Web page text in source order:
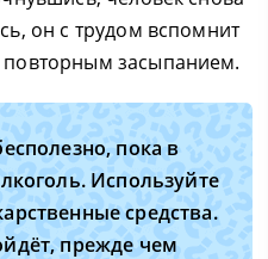
он с трудом вспомнит
засыпанием.
пока в
Используйте
средства.
прежде чем